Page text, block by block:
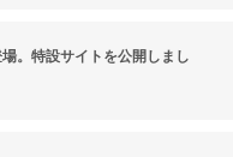
。特設サイトを公開しまし